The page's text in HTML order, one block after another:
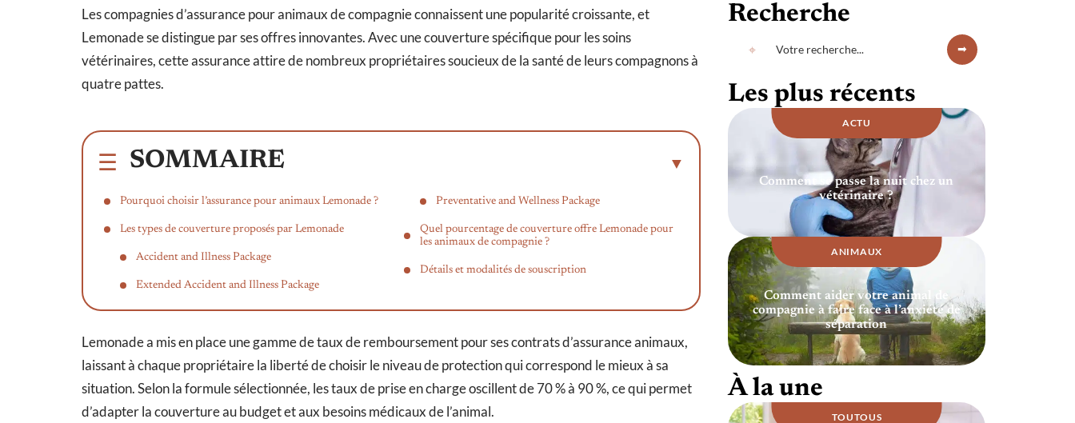
Les compagnies d’assurance pour animaux de compagnie connaissent une popularité croissante, et
Lemonade se distingue par ses offres innovantes. Avec une couverture spécifique pour les soins
vétérinaires, cette assurance attire de nombreux propriétaires soucieux de la santé de leurs compagnons à
quatre pattes.
SOMMAIRE
Pourquoi choisir l’assurance pour animaux Lemonade ?
Les types de couverture proposés par Lemonade
Accident and Illness Package
Extended Accident and Illness Package
Preventative and Wellness Package
Quel pourcentage de couverture offre Lemonade pour
les animaux de compagnie ?
Détails et modalités de souscription
Lemonade a mis en place une gamme de taux de remboursement pour ses contrats d’assurance animaux,
laissant à chaque propriétaire la liberté de choisir le niveau de protection qui correspond le mieux à sa
situation. Selon la formule sélectionnée, les taux de prise en charge oscillent de 70 % à 90 %, ce qui permet
d’adapter la couverture au budget et aux besoins médicaux de l’animal.
Recherche
Les plus récents
ACTU
Comment se passe la nuit chez un
vétérinaire ?
ANIMAUX
Comment aider votre animal de
compagnie à faire face à l’anxiété de
séparation
À la une
TOUTOUS